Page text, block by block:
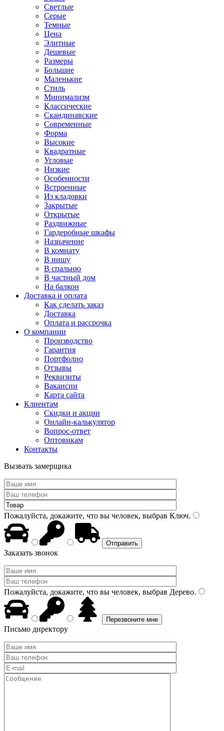
Светлые
Серые
Темные
Цена
Элитные
Дешевые
Размеры
Большие
Маленькие
Стиль
Минимализм
Классические
Скандинавские
Современные
Форма
Высокие
Квадратные
Угловые
Низкие
Особенности
Встроенные
Из кладовки
Закрытые
Открытые
Раздвижные
Гардеробные шкафы
Назначение
В комнату
В нишу
В спальню
В частный дом
На балкон
Доставка и оплата
Как сделать заказ
Доставка
Оплата и рассрочка
О компании
Производство
Гарантия
Портфолио
Отзывы
Реквизиты
Вакансии
Карта сайта
Клиентам
Скидки и акции
Онлайн-калькулятор
Вопрос-ответ
Оптовикам
Контакты
Вызвать замерщика
Пожалуйста, докажите, что вы человек, выбрав Ключ.
Заказать звонок
Пожалуйста, докажите, что вы человек, выбрав Дерево.
Письмо директору